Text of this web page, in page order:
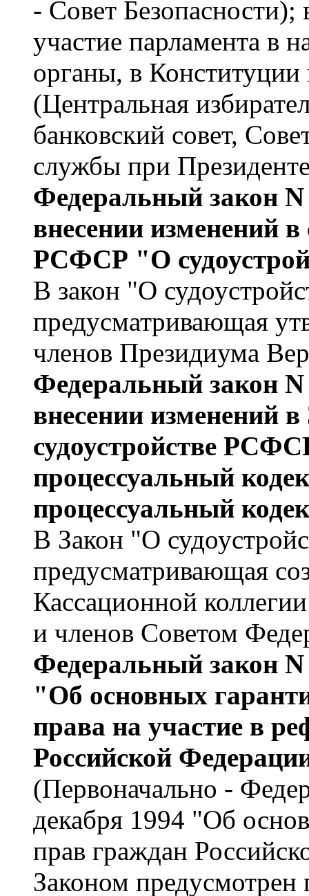
- Совет Безопасности);
участие парламента в
органы, в Конституции
(Центральная
банковский совет,
службы при
Федеральный закон
внесении изменений
РСФСР "О
В закон "О
предусматривающая
членов Президиума
Федеральный закон
внесении
судоустройстве
процессуальный
процессуальный
В Закон "О
предусматривающая
Кассационной
и членов Советом
Федеральный закон
"Об основных
права на участие в
Российской
(Первоначально -
декабря 1994 "Об
прав граждан
Законом